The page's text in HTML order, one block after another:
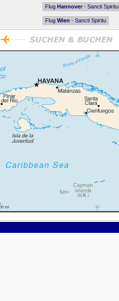
Flug Hannover - Sancti Spiritu
Flug Wien - Sancti Spiritu